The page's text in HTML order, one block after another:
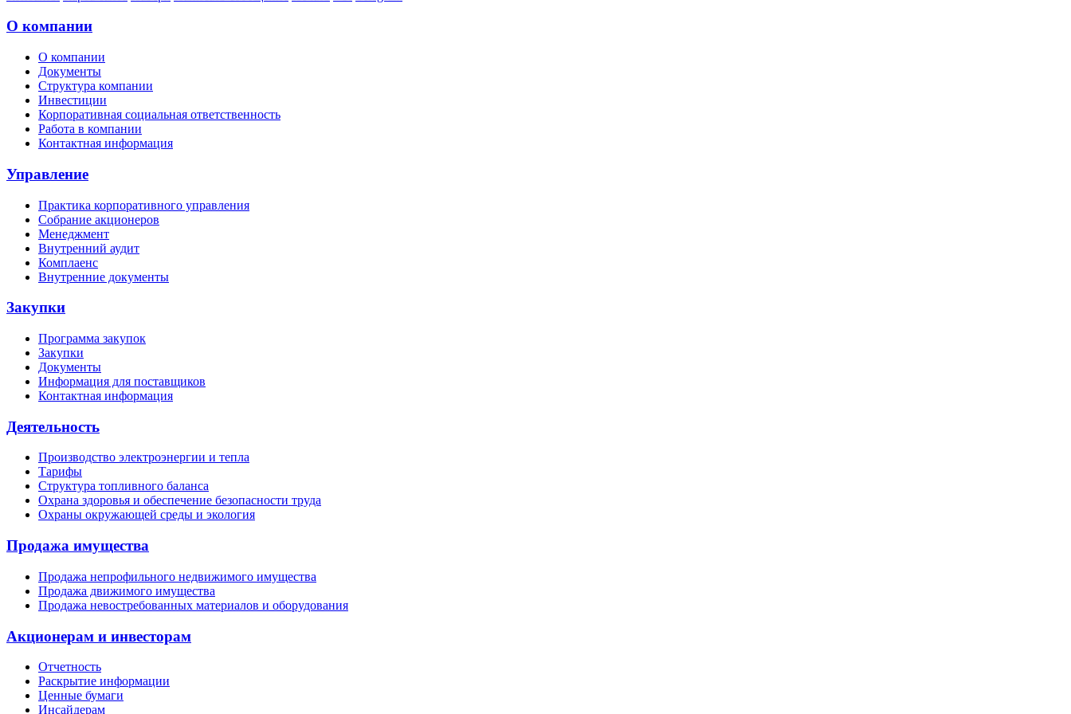
О компании
О компании
Документы
Структура компании
Инвестиции
Корпоративная социальная ответственность
Работа в компании
Контактная информация
Управление
Практика корпоративного управления
Собрание акционеров
Менеджмент
Внутренний аудит
Комплаенс
Внутренние документы
Закупки
Программа закупок
Закупки
Документы
Информация для поставщиков
Контактная информация
Деятельность
Производство электроэнергии и тепла
Тарифы
Структура топливного баланса
Охрана здоровья и обеспечение безопасности труда
Охраны окружающей среды и экология
Продажа имущества
Продажа непрофильного недвижимого имущества
Продажа движимого имущества
Продажа невостребованных материалов и оборудования
Акционерам и инвесторам
Отчетность
Раскрытие информации
Ценные бумаги
Инсайдерам